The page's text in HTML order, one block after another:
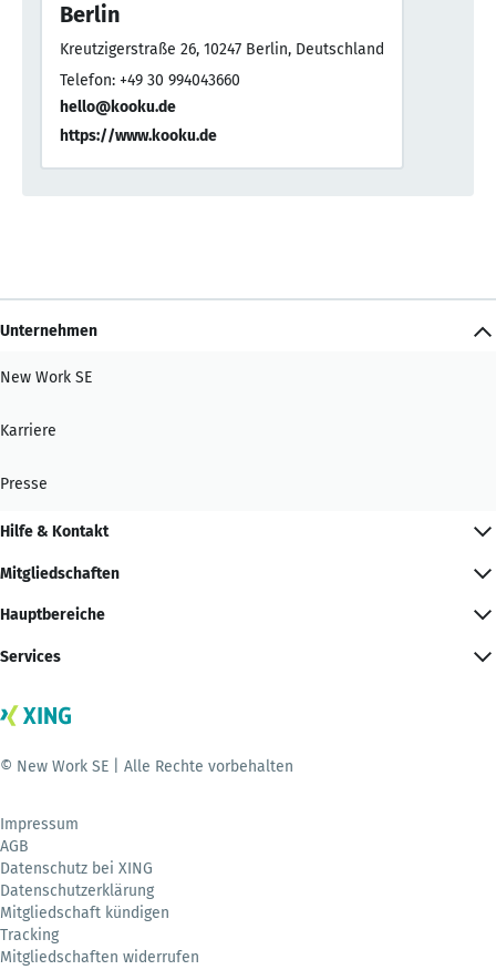
Berlin
Kreutzigerstraße 26, 10247 Berlin, Deutschland
Telefon: +49 30 994043660
hello@kooku.de
https://www.kooku.de
Unternehmen
New Work SE
Karriere
Presse
Hilfe & Kontakt
Mitgliedschaften
Hauptbereiche
Services
© New Work SE | Alle Rechte vorbehalten
Impressum
AGB
Datenschutz bei XING
Datenschutzerklärung
Mitgliedschaft kündigen
Tracking
Mitgliedschaften widerrufen